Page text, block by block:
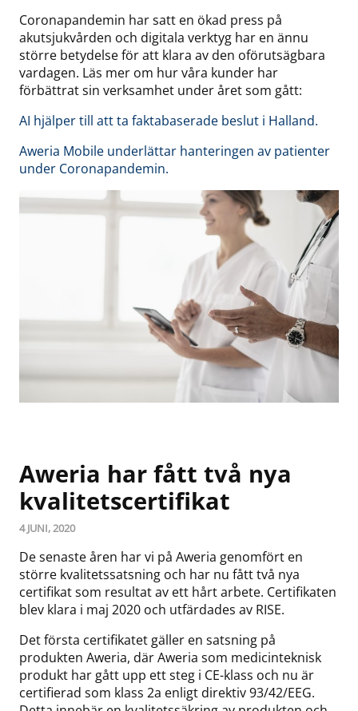
Coronapandemin har satt en ökad press på
akutsjukvården och digitala verktyg har en ännu
större betydelse för att klara av den oförutsägbara
vardagen. Läs mer om hur våra kunder har
förbättrat sin verksamhet under året som gått:
AI hjälper till att ta faktabaserade beslut i Halland.
Aweria Mobile underlättar hanteringen av patienter
under Coronapandemin.
Aweria har fått två nya
kvalitetscertifikat
4 JUNI, 2020
De senaste åren har vi på Aweria genomfört en
större kvalitetssatsning och har nu fått två nya
certifikat som resultat av ett hårt arbete. Certifikaten
blev klara i maj 2020 och utfärdades av RISE.
Det första certifikatet gäller en satsning på
produkten Aweria, där Aweria som medicinteknisk
produkt har gått upp ett steg i CE-klass och nu är
certifierad som klass 2a enligt direktiv 93/42/EEG.